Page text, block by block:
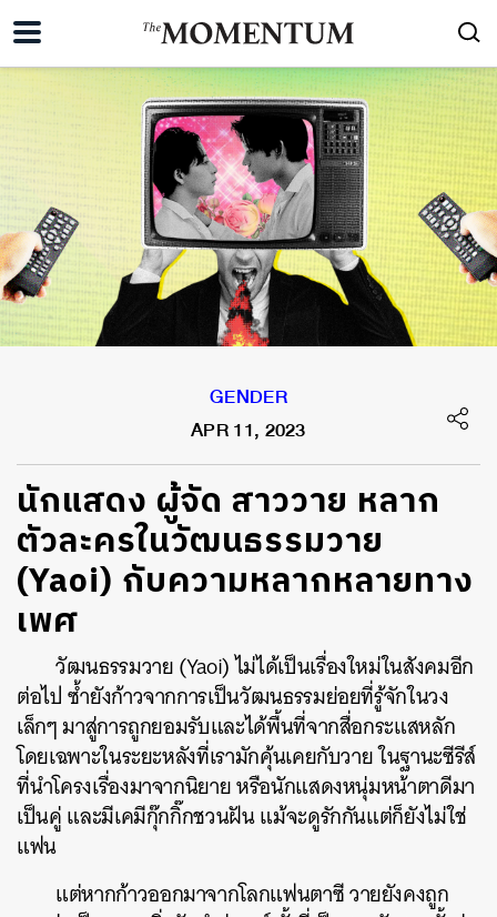
GENDER
APR 11, 2023
นักแสดง ผู้จัด สาววาย หลาก
ตัวละครในวัฒนธรรมวาย
(Yaoi) กับความหลากหลายทาง
เพศ
วัฒนธรรมวาย (Yaoi) ไม่ได้เป็นเรื่องใหม่ในสังคมอีก
ต่อไป ซ้ำยังก้าวจากการเป็นวัฒนธรรมย่อยที่รู้จักในวง
เล็กๆ มาสู่การถูกยอมรับและได้พื้นที่จากสื่อกระแสหลัก
โดยเฉพาะในระยะหลังที่เรามักคุ้นเคยกับวาย ในฐานะซีรีส์
ที่นำโครงเรื่องมาจากนิยาย หรือนักแสดงหนุ่มหน้าตาดีมา
เป็นคู่ และมีเคมีกุ๊กกิ๊กชวนฝัน แม้จะดูรักกันแต่ก็ยังไม่ใช่
แฟน
แต่หากก้าวออกมาจากโลกแฟนตาซี วายยังคงถูก